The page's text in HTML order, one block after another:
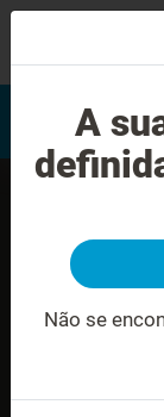
Avaliação
A
Não se